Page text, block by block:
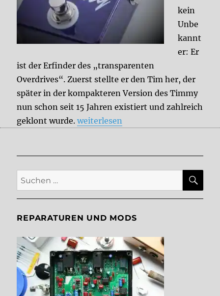
kein
Unbe
kannt
er: Er
ist der Erfinder des „transparenten
Overdrives“. Zuerst stellte er den Tim her, der
später in der kompakteren Version des Timmy
nun schon seit 15 Jahren existiert und zahlreich
geklont wurde.„15 Jahre Timmy V3 Anniversary
weiterlesen
Suche
nach:
REPARATUREN UND MODS